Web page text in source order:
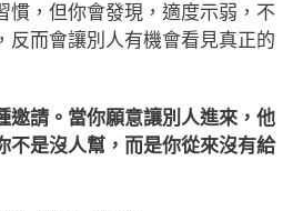
慣，但你會發現，適度示弱，不
反而會讓別人有機會看見真正的
邀請。當你願意讓別人進來，他
不是沒人幫，而是你從來沒有給